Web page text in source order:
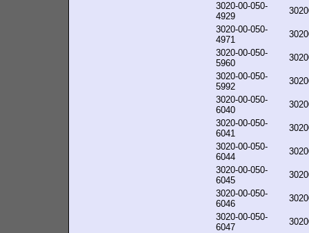
3020-00-050-
4929
3020-00-050-
4971
3020-00-050-
5960
3020-00-050-
5992
3020-00-050-
6040
3020-00-050-
6041
3020-00-050-
6044
3020-00-050-
6045
3020-00-050-
6046
3020-00-050-
6047